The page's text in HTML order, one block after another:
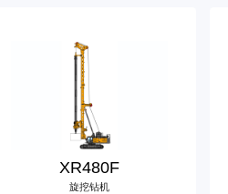
XR480F
旋挖钻机